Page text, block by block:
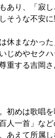
あり、「寂
うな不安に
まなかっ
じめやセク
重する吉岡
初めは歌唱
人一首」な
えて所属